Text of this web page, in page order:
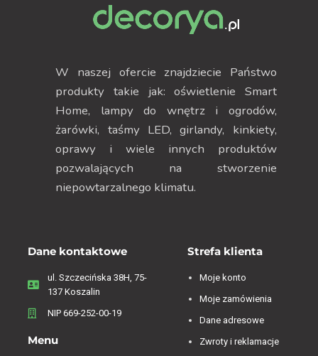
W naszej ofercie znajdziecie Państwo
produkty takie jak: oświetlenie Smart
Home, lampy do wnętrz i ogrodów,
żarówki, taśmy LED, girlandy, kinkiety,
oprawy i wiele innych produktów
pozwalających na stworzenie
niepowtarzalnego klimatu.
Dane kontaktowe
ul. Szczecińska 38H, 75-
137 Koszalin
NIP 669-252-00-19
Menu
Strefa klienta
Moje konto
Moje zamówienia
Dane adresowe
Zwroty i reklamacje